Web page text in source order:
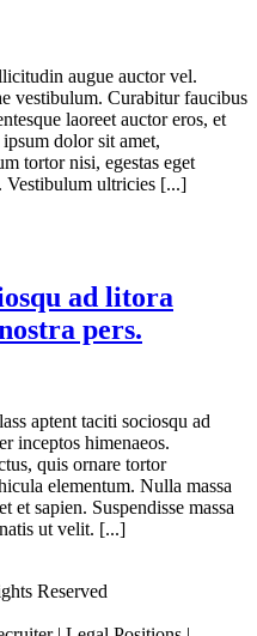
augue auctor vel.
vestibulum. Curabitur faucibus
laoreet auctor eros, et
dolor sit amet,
tortor nisi, egestas eget
Vestibulum ultricies [...]
ad litora
pers.
aptent taciti sociosqu ad
inceptos himenaeos.
quis ornare tortor
elementum. Nulla massa
et sapien. Suspendisse massa
ut velit. [...]
Reserved